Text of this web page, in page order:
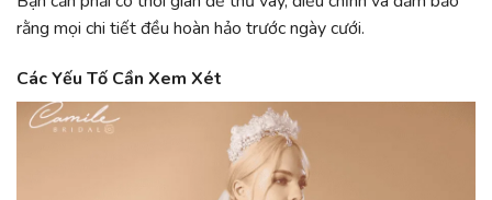
rằng mọi chi tiết đều hoàn hảo trước ngày cưới.
Các Yếu Tố Cần Xem Xét